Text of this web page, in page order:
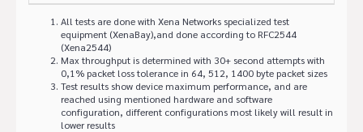
All tests are done with Xena Networks specialized test
equipment (XenaBay),and done according to RFC2544
(Xena2544)
Max throughput is determined with 30+ second attempts with
0,1% packet loss tolerance in 64, 512, 1400 byte packet sizes
Test results show device maximum performance, and are
reached using mentioned hardware and software
configuration, different configurations most likely will result in
lower results